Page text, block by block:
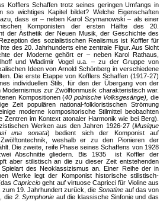
Kofflers Schaffen trotz seines geringen Umfangs in
so wichtiges Kapitel bildet? Welche Eigenschaften
dass er – neben Karol Szymanowski – als einer
Komponisten der ersten Hälfte des 20.
der Ästhetik der Neuen Musik, der Geschichte des
des sozialistischen Realismus ist Koffler für
des 20. Jahrhunderts eine zentrale Figur. Aus Sicht
der Moderne gehört er – neben Karol Rathaus,
und Wladimir Vogel u.a. – zu der Gruppe von
Ideen von Arnold Schönberg in verschiedene
Die erste Etappe von Kofflers Schaffen (1917-27)
individuellen Stils, für den der Übergang von der
zur Zwölftonmusik charakteristisch war.
Kompositionen (40 polnische Volksgesänge),die
Zeit populären national-folkloristischen Strömung
moderne kompositorische Stilmittel beobachten
Zentren im Kontext atonaler Harmonik wie bei Berg).
Werken aus den Jahren 1926-27 (Musique
una sonata) bedient sich der Komponist auf
weshalb er zu den Pionieren der
Die zweite, reife Phase seines Schaffens von 1928
Abschnitte gliedern. Bis 1935 ist Koffler der
aber stilistisch an die zu dieser Zeit entstehenden
des Neoklassizismus an. Einer Reihe der in
Werke legt der Komponist historische stilistisch-
Capriccio geht auf virtuose Capricci für Violine aus
19. Jahrhundert zurück, die Sonatineauf das von
die 2. Symphonie auf die klassische Sinfonie und das